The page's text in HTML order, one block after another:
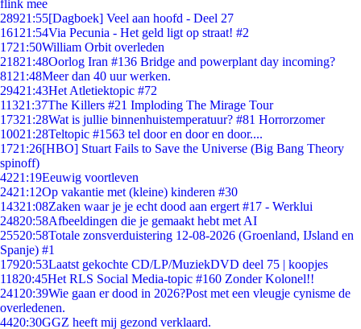
flink mee
28921:55[Dagboek] Veel aan hoofd - Deel 27
161 21:54Via Pecunia - Het geld ligt op straat! #2
1721:50William Orbit overleden
21821:48Oorlog Iran #136 Bridge and powerplant day incoming?
81 21:48Meer dan 40 uur werken.
29421:43Het Atletiektopic #72
11321:37The Killers #21 Imploding The Mirage Tour
17321:28Wat is jullie binnenhuistemperatuur? #81 Horrorzomer
10021:28Teltopic #1563 tel door en door en door....
1721:26[HBO] Stuart Fails to Save the Universe (Big Bang Theory
spinoff)
4221:19Eeuwig voortleven
2421:12Op vakantie met (kleine) kinderen #30
14321:08Zaken waar je je echt dood aan ergert #17 - Werklui
24820:58Afbeeldingen die je gemaakt hebt met AI
25520:58Totale zonsverduistering 12-08-2026 (Groenland, IJsland en
Spanje) #1
17920:53Laatst gekochte CD/LP/MuziekDVD deel 75 | koopjes
11820:45Het RLS Social Media-topic #160 Zonder Kolonel!!
241 20:39Wie gaan er dood in 2026?Post met een vleugje cynisme de
overledenen.
4420:30GGZ heeft mij gezond verklaard.